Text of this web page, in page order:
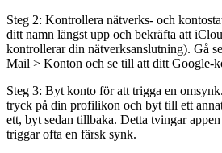
Steg 2: Kontrollera nätverks- och
ditt namn längst upp och bekräfta att
kontrollerar din nätverksanslutning). Gå
Mail > Konton och se till att ditt Google-
Steg 3: Byt konto för att trigga en omsynk.
tryck på din profilikon och byt till ett
ett, byt sedan tillbaka. Detta tvingar
triggar ofta en färsk synk.